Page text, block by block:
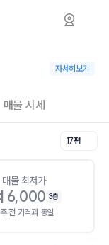
트 시세·실
아파트로, 2018.09
여자고등학교가 있습
니다.
정1동어린이집
수아지오시티(도시
신정동 · 88세
자세히보기
매물 시세
17평
매물 최저가
6,000 3층
전 가격과 동일